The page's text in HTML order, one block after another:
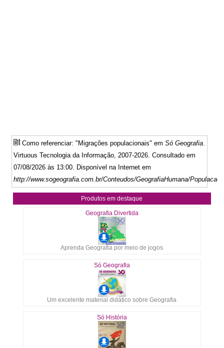
Como referenciar: "Migrações populacionais" emSó Geografia
Virtuous Tecnologia da Informação, 2007-2026. Consultado em
07/08/2026 às 13:00. Disponível na Internet em
http://www.sogeografia.com.br/Conteudos/GeografiaHumana/
Produtos em destaque
Geografia Divertida
Aprenda Geografia por meio de jogos
Só Geografia
Um excelente material didático sobre Geografia
Só História